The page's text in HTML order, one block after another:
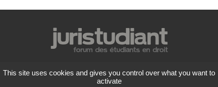
Mentions légales
Politique de confidentialité
This site uses cookies and gives you control over what you want to
activate